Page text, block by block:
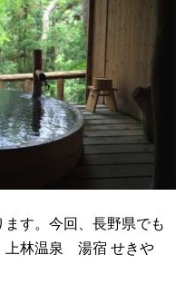
す。今回、長野県でも
上林温泉 湯宿 せきや